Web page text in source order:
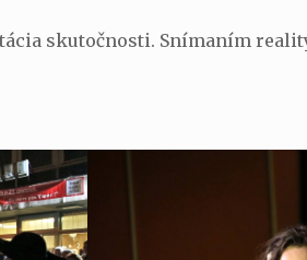
skutočnosti. Snímaním